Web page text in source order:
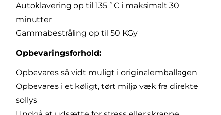
Autoklavering op til 135 ˚C i maksimalt 30
minutter
Gammabestråling op til 50 KGy
Opbevaringsforhold:
Opbevares så vidt muligt i originalemballagen
Opbevares i et køligt, tørt miljø væk fra direkte
sollys